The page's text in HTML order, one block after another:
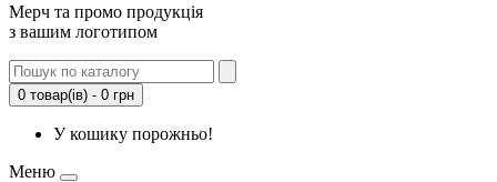
Мерч та промо продукція
з вашим логотипом
0 товар(ів) - 0 грн
У кошику порожньо!
Меню